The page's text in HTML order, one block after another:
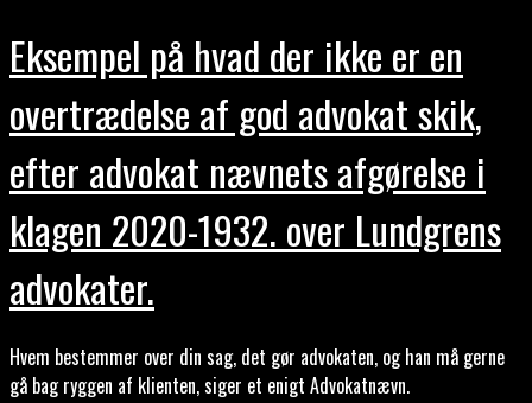
Eksempel på hvad der ikke er en
overtrædelse af god advokat skik,
efter advokat nævnets afgørelse i
klagen 2020-1932. over Lundgrens
advokater.
Hvem bestemmer over din sag, det gør advokaten, og han må gerne
gå bag ryggen af klienten, siger et enigt Advokatnævn.